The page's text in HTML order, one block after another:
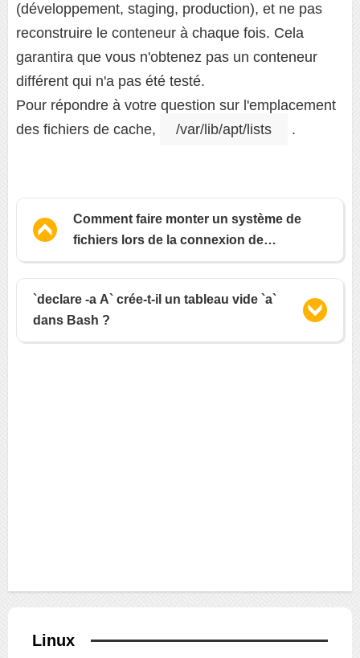
(développement, staging, production), et ne pas
reconstruire le conteneur à chaque fois. Cela
garantira que vous n'obtenez pas un conteneur
différent qui n'a pas été testé.
Pour répondre à votre question sur l'emplacement
des fichiers de cache,
/var/lib/apt/lists .
Comment faire monter un système de
fichiers lors de la connexion de
l'utilisateur ?
`declare -a A` crée-t-il un tableau vide `a`
dans Bash ?
Linux